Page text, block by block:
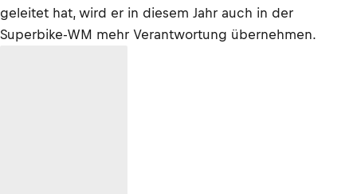
geleitet hat, wird er in diesem Jahr auch in der
Superbike-WM mehr Verantwortung übernehmen.